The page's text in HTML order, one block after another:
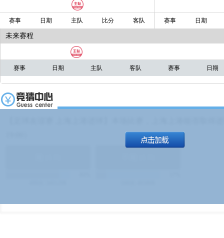
赛事 日期 主队 比分 客队 赛事 日期
未来赛程
赛事 日期 主队 客队 赛事 日期